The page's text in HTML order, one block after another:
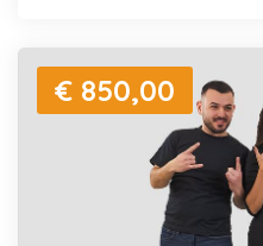
€ 850,00